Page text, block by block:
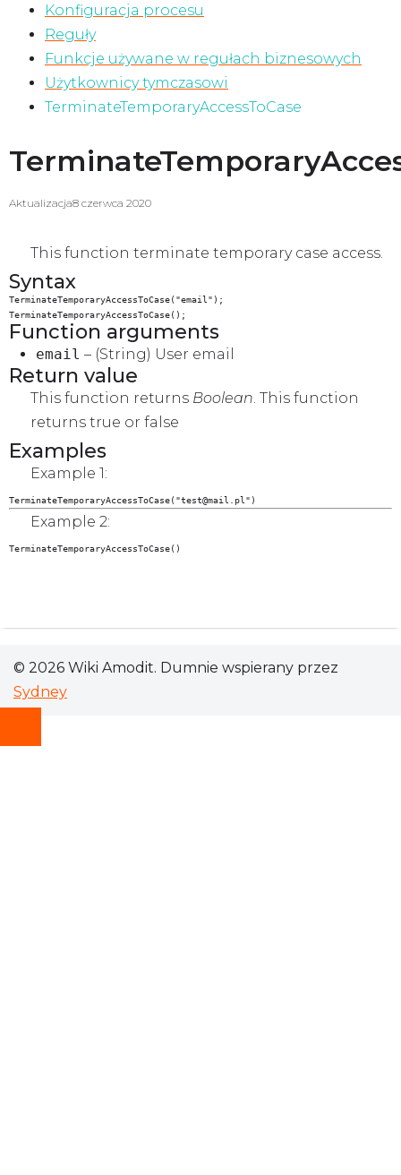
Konfiguracja procesu
Reguły
Funkcje używane w regułach biznesowych
Użytkownicy tymczasowi
TerminateTemporaryAccessToCase
Aktualizacja8 czerwca 2020
This function terminate temporary case access.
Syntax
TerminateTemporaryAccessToCase("email");
TerminateTemporaryAccessToCase();
Function arguments
email – (String) User email
Return value
This function returns Boolean. This function
returns true or false
Examples
Example 1:
TerminateTemporaryAccessToCase("test@mail.pl")
Example 2:
TerminateTemporaryAccessToCase()
© 2026 Wiki Amodit. Dumnie wspierany przez
Sydney